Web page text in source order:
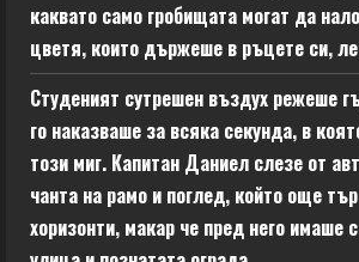
каквато само гробищата могат да
цветя, които държеше в ръцете си,
Студеният сутрешен въздух режеше
го наказваше за всяка секунда, в
този миг. Капитан Даниел слезе от
чанта на рамо и поглед, който още
хоризонти, макар че пред него имаше